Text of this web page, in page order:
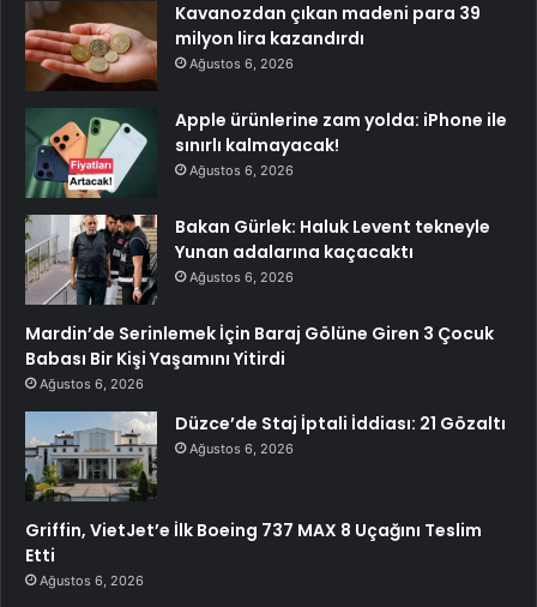
Kavanozdan çıkan madeni para 39
milyon lira kazandırdı
Ağustos 6, 2026
Apple ürünlerine zam yolda: iPhone ile
sınırlı kalmayacak!
Ağustos 6, 2026
Bakan Gürlek: Haluk Levent tekneyle
Yunan adalarına kaçacaktı
Ağustos 6, 2026
Mardin’de Serinlemek İçin Baraj Gölüne Giren 3 Çocuk
Babası Bir Kişi Yaşamını Yitirdi
Ağustos 6, 2026
Düzce’de Staj İptali İddiası: 21 Gözaltı
Ağustos 6, 2026
Griffin, VietJet’e İlk Boeing 737 MAX 8 Uçağını Teslim
Etti
Ağustos 6, 2026